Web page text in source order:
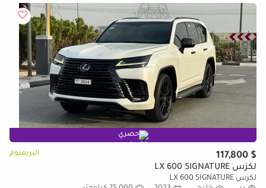
حصري
$ 117,800 البريميوم
لكزس LX 600 SIGNATURE
لكزس LX 600 SIGNATURE